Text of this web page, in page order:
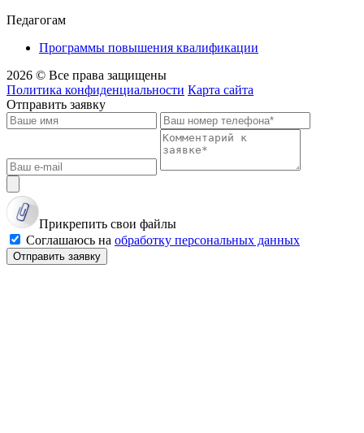
Педагогам
Программы повышения квалификации
2026 © Все права защищены
Политика конфиденциальности Карта сайта
Отправить заявку
Прикрепить свои файлы
Соглашаюсь на обработку персональных данных
Отправить заявку